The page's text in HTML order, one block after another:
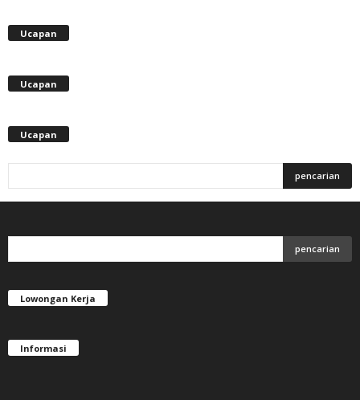
Ucapan
Ucapan
Ucapan
Lowongan Kerja
Informasi